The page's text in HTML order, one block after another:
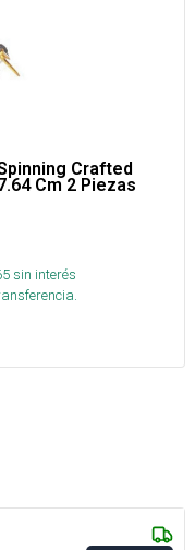
Crafted
Cm 2 Piezas
sin interés